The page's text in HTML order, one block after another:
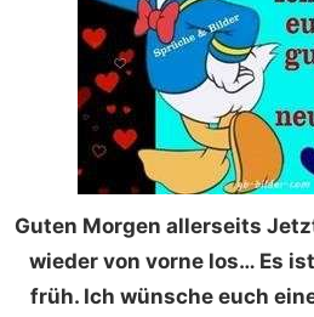
Guten Morgen allerseits
wieder von vorne los… Es
früh. Ich wünsche euch